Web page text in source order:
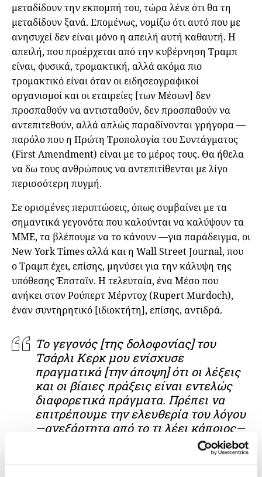
μεταδίδουν την εκπομπή του, τώρα λένε ότι θα τη
μεταδίδουν ξανά. Επομένως, νομίζω ότι αυτό που με
ανησυχεί δεν είναι μόνο η απειλή αυτή καθαυτή. Η
απειλή, που προέρχεται από την κυβέρνηση Τραμπ
είναι, φυσικά, τρομακτική, αλλά ακόμα πιο
τρομακτικό είναι όταν οι ειδησεογραφικοί
οργανισμοί και οι εταιρείες [των Μέσων] δεν
προσπαθούν να αντισταθούν, δεν προσπαθούν να
αντεπιτεθούν, αλλά απλώς παραδίνονται γρήγορα —
παρόλο που η Πρώτη Τροπολογία του Συντάγματος
(First Amendment) είναι με το μέρος τους. Θα ήθελα
να δω τους ανθρώπους να αντεπιτίθενται με λίγο
περισσότερη πυγμή.
Σε ορισμένες περιπτώσεις, όπως συμβαίνει με τα
σημαντικά γεγονότα που καλούνται να καλύψουν τα
ΜΜΕ, τα βλέπουμε να το κάνουν —για παράδειγμα, οι
New York Times αλλά και η Wall Street Journal, που
ο Τραμπ έχει, επίσης, μηνύσει για την κάλυψη της
υπόθεσης Έπσταϊν. Η τελευταία, ένα Μέσο που
ανήκει στον Ρούπερτ Μέρντοχ (Rupert Murdoch),
έναν συντηρητικό [ιδιοκτήτη], επίσης, αντιδρά.
Το γεγονός [της δολοφονίας] του
Τσάρλι Κερκ μου ενίσχυσε
πραγματικά [την άποψη] ότι οι λέξεις
και οι βίαιες πράξεις είναι εντελώς
διαφορετικά πράγματα. Πρέπει να
επιτρέπουμε την ελευθερία του λόγου
—ανεξάρτητα από το τι λέει κάποιος—
και ταυτόχρονα να απορρίπτουμε
σωματικής βίας.